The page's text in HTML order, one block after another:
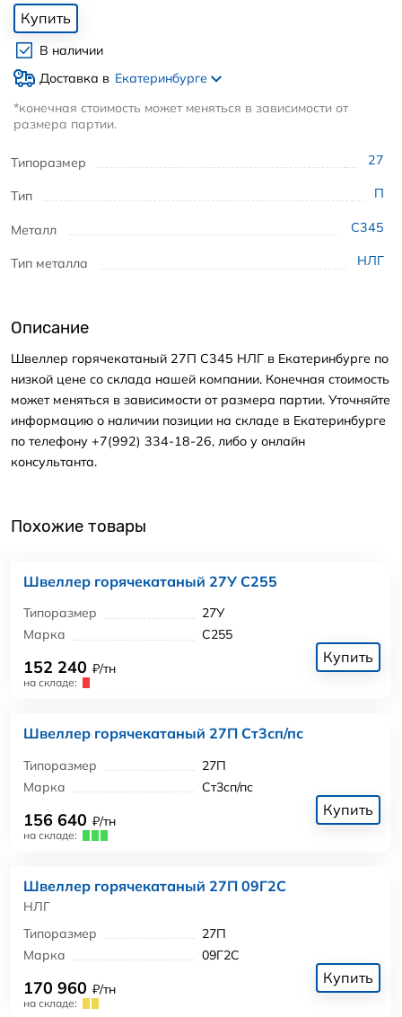
Типоразмер 27
Тип П
Металл С345
Тип металла НЛГ
Купить
В наличии
Доставка в Екатеринбурге
*конечная стоимость может меняться в зависимости от
размера партии.
Описание
Швеллер горячекатаный 27П С345 НЛГ в Екатеринбурге по
низкой цене со склада нашей компании. Конечная стоимость
может меняться в зависимости от размера партии. Уточняйте
информацию о наличии позиции на складе в Екатеринбурге
по телефону +7(992) 334-18-26, либо у онлайн
консультанта.
Похожие товары
Швеллер горячекатаный 27У С255
Типоразмер
27У
Марка
С255
152 240 ₽/тн
на складе:
Купить
Швеллер горячекатаный 27П Ст3сп/пс
Типоразмер
27П
Марка
Ст3сп/пс
156 640 ₽/тн
на складе:
Купить
Швеллер горячекатаный 27П 09Г2С
НЛГ
Типоразмер
27П
Марка
09Г2С
170 960 ₽/тн
на складе:
Купить